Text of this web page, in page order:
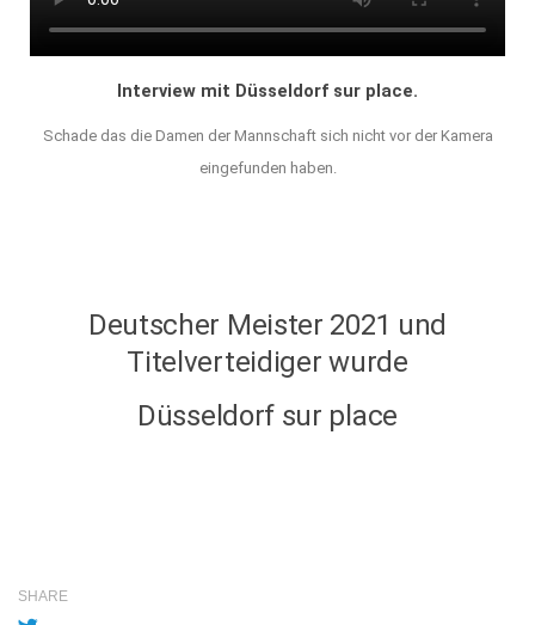
Interview mit Düsseldorf sur place.
Schade das die Damen der Mannschaft sich nicht vor der Kamera
eingefunden haben.
Deutscher Meister 2021 und
Titelverteidiger wurde
Düsseldorf sur place
SHARE